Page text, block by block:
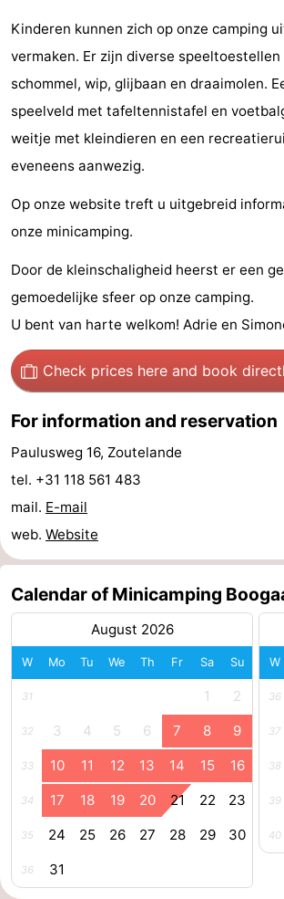
Indoor
playgrounds
-
Bowling
centres
Wellness
centers
Villages
Nature
tours
Sports
-
pools
Cycling
-
Hiking
riding
Golf
courses
-
Sportfishing
&
Beverages
Events
Ring
riding
Practical
Forum
Route
Parking
Medical
Zeeland
Kinderen kunnen zich op onze camping
vermaken. Er zijn diverse speeltoestellen
schommel, wip, glijbaan en draaimolen.
speelveld met tafeltennistafel en
weitje met kleindieren en een
eveneens aanwezig.
Op onze website treft u uitgebreid
onze minicamping.
Door de kleinschaligheid heerst er een
gemoedelijke sfeer op onze camping.
U bent van harte welkom! Adrie en
Check prices here and book
For information and reservation
Paulusweg 16, Zoutelande
tel. +31 118 561 483
mail. E-mail
web. Website
Calendar of Minicamping
August 2026
W Mo Tu We Th Fr Sa Su
31 1 2
32 3 4 5 6 7 8 9
33 10 11 12 13 14 15 16
34 17 18 19 20 21 22 23
35 24 25 26 27 28 29 30
36 31
W
36
37
38
39
40